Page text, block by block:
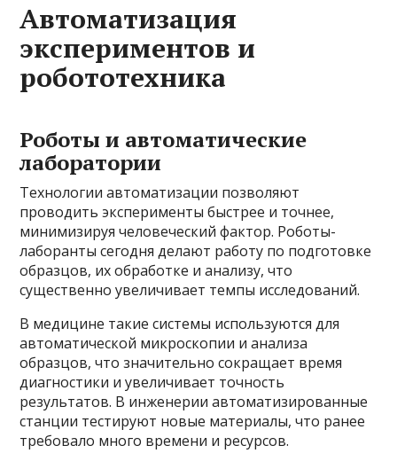
Автоматизация
экспериментов и
робототехника
Роботы и автоматические
лаборатории
Технологии автоматизации позволяют
проводить эксперименты быстрее и точнее,
минимизируя человеческий фактор. Роботы-
лаборанты сегодня делают работу по подготовке
образцов, их обработке и анализу, что
существенно увеличивает темпы исследований.
В медицине такие системы используются для
автоматической микроскопии и анализа
образцов, что значительно сокращает время
диагностики и увеличивает точность
результатов. В инженерии автоматизированные
станции тестируют новые материалы, что ранее
требовало много времени и ресурсов.